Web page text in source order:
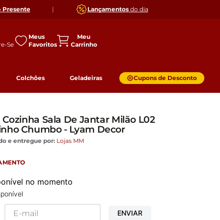
Presente | Lançamentosdo dia
Meus
Favoritos
Colchões Geladeiras Cupons de Desconto
Sala De Jantar Milão L02
Chumbo - Lyam Decor
e entregue por: Lojas MM
no momento
ENVIAR